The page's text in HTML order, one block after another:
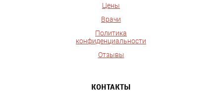
Цены
Врачи
Политика
конфиденциальности
Отзывы
КОНТАКТЫ